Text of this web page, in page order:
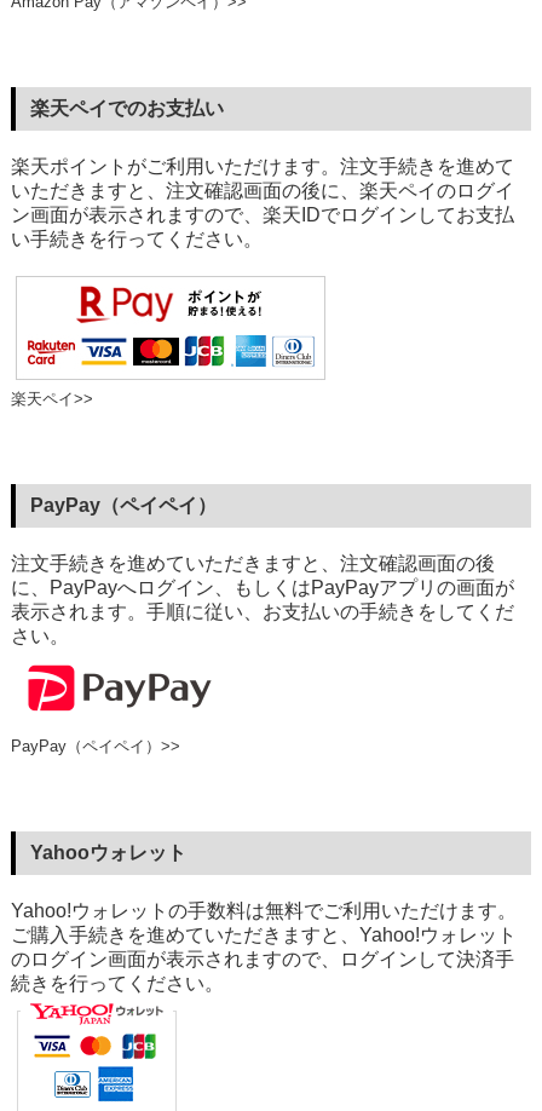
楽天ペイでのお支払い
楽天ポイントがご利用いただけます。注文手続きを進めて
いただきますと、注文確認画面の後に、楽天ペイのログイ
ン画面が表示されますので、楽天IDでログインしてお支払
い手続きを行ってください。
楽天ペイ>>
PayPay（ペイペイ）
注文手続きを進めていただきますと、注文確認画面の後
に、PayPayへログイン、もしくはPayPayアプリの画面が
表示されます。手順に従い、お支払いの手続きをしてくだ
さい。
PayPay（ペイペイ）>>
Yahooウォレット
Yahoo!ウォレットの手数料は無料でご利用いただけます。
ご購入手続きを進めていただきますと、Yahoo!ウォレット
のログイン画面が表示されますので、ログインして決済手
続きを行ってください。